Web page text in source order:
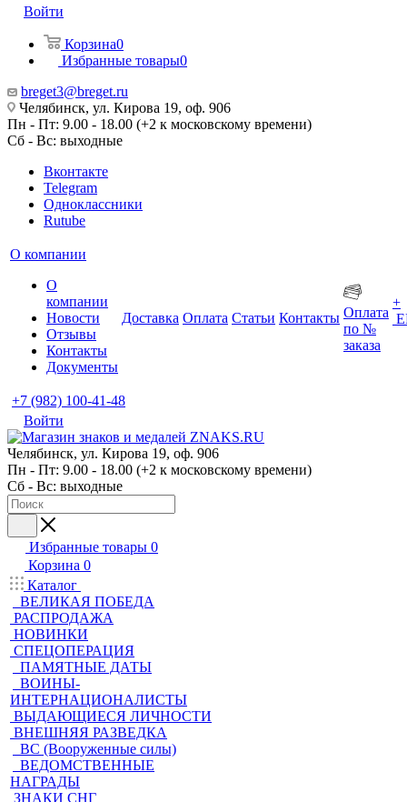
Войти
Корзина0
Избранные товары0
breget3@breget.ru
Челябинск, ул. Кирова 19, оф. 906
Пн - Пт: 9.00 - 18.00 (+2 к московскому времени)
Сб - Вс: выходные
Вконтакте
Telegram
Одноклассники
Rutube
О компании
О
компании
Новости
Отзывы
Контакты
Документы
Доставка Оплата Статьи Контакты Оплата
по №
заказа
+
+7 (982) 100-41-48
Войти
Челябинск, ул. Кирова 19, оф. 906
Пн - Пт: 9.00 - 18.00 (+2 к московскому времени)
Сб - Вс: выходные
Избранные товары 0
Корзина 0
Каталог
ВЕЛИКАЯ ПОБЕДА
РАСПРОДАЖА
НОВИНКИ
СПЕЦОПЕРАЦИЯ
ПАМЯТНЫЕ ДАТЫ
ВОИНЫ-
ИНТЕРНАЦИОНАЛИСТЫ
ВЫДАЮЩИЕСЯ ЛИЧНОСТИ
ВНЕШНЯЯ РАЗВЕДКА
ВС (Вооруженные силы)
ВЕДОМСТВЕННЫЕ
НАГРАДЫ
ЗНАКИ СНГ